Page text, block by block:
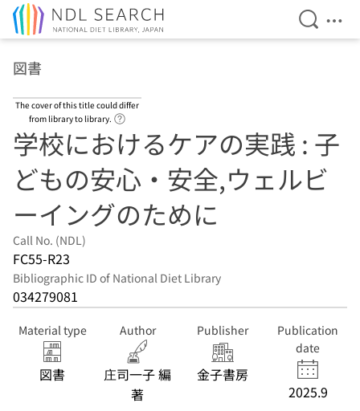
Open
図書
The cover of this title could differ
from library to library.
学校におけるケアの実践 : 子
どもの安心・安全,ウェルビ
ーイングのために
Call No. (NDL)
FC55-R23
Bibliographic ID of National Diet Library
034279081
Material type
図書
Author
庄司一子 編
著
Publisher
金子書房
Publication
date
2025.9